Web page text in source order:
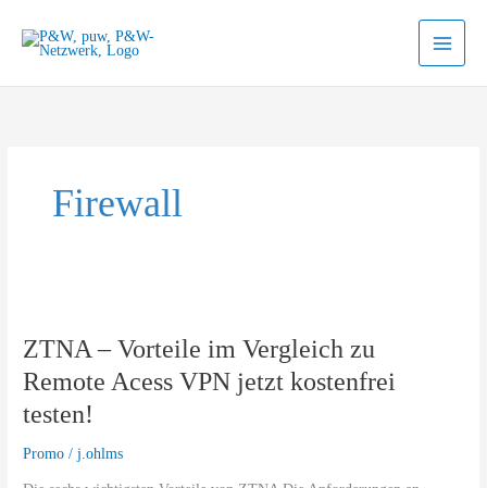
Inhalt
springen
Firewall
ZTNA – Vorteile im Vergleich zu
Remote Acess VPN jetzt kostenfrei
testen!
Promo /j.ohlms
Vorteile
Vergleich
zu
Acess